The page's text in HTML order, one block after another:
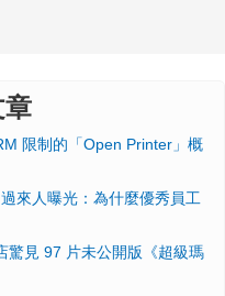
章
限制的「Open Printer」概
來人曝光：為什麼優秀員工
驚見 97 片未公開版《超級瑪